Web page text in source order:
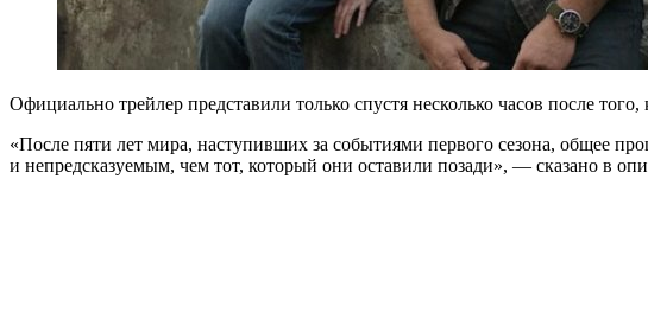
Официально трейлер представили только спустя несколько часов после
«После пяти лет мира, наступивших за событиями первого сезона, общее
и непредсказуемым, чем тот, который они оставили позади», — сказано в